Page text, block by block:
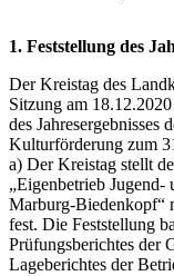
1. Feststellung des
Der Kreistag des
Sitzung am
des Jahresergebnisses
Kulturförderung zum
a) Der Kreistag stellt
„Eigenbetrieb
Marburg-Biedenkopf“
fest. Die Feststellung
Prüfungsberichtes der
Lageberichtes der